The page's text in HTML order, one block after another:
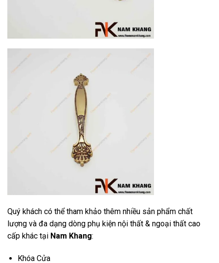
Quý khách có thể tham khảo thêm nhiều sản phẩm chất
lượng và đa dạng dòng phụ kiện nội thất & ngoại thất cao
cấp khác tại Nam Khang:
Khóa Cửa